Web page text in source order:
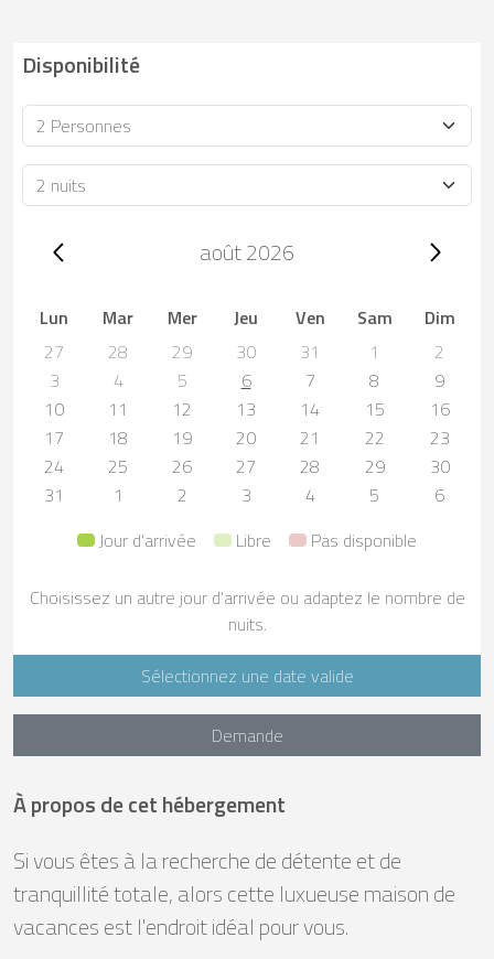
Disponibilité
Occupacion
Durée
Trip dates, août 2026août 2026
Lun Mar Mer Jeu Ven Sam
Dim
27
28 29 30 31 1
2
3
4 5 6 7 8
9
10
11 12 13 14 15
16
17
18 19 20 21 22
23
24
25 26 27 28 29
30
31
1 2 3 4 5
6
Jour d'arrivée
Libre Pas disponible
Choisissez un autre jour d’arrivée ou adaptez le nombre de
nuits.
Sélectionnez une date valide
Demande
À propos de cet hébergement
Si vous êtes à la recherche de détente et de
tranquillité totale, alors cette luxueuse maison de
vacances est l'endroit idéal pour vous.